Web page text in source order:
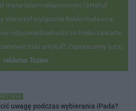
materiałem reklamowym (artykuł
stworzył wyłącznie Reklamodawca.
odpowiedzialności za treści zawarte
taki artykuł? Zapraszamy tutaj:
reklama Tczew
uwagę podczas wybierania iPada?